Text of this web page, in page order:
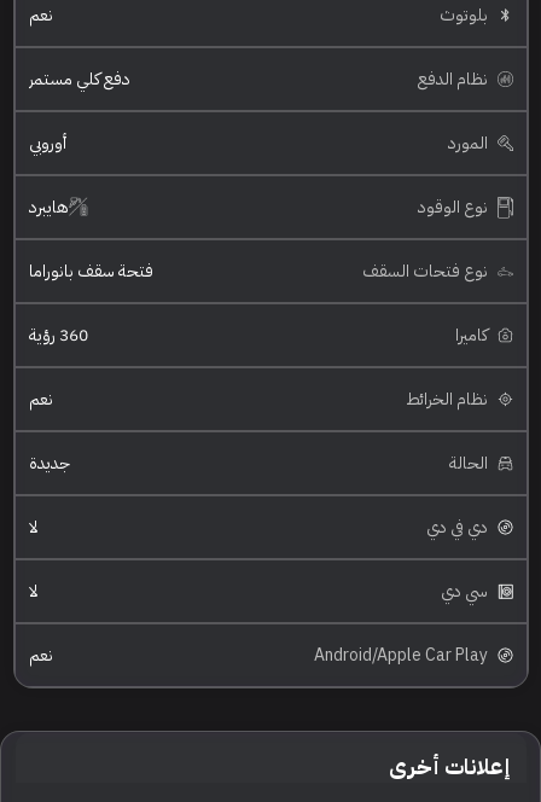
بلوتوث نعم
نظام الدفع دفع كلي مستمر
المورد أوروبي
نوع الوقود هايبرد
نوع فتحات السقف فتحة سقف بانوراما
كاميرا 360 رؤية
نظام الخرائط نعم
الحالة جديدة
دي في دي لا
سي دي لا
Android/Apple Car Play نعم
إعلانات أخرى